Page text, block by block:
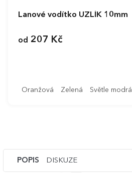
Lanové vodítko UZLÍK 10mm
od 207 Kč
Oranžová Zelená Světle modrá
POPIS DISKUZE